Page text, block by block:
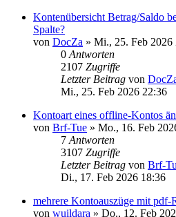
Kontenübersicht Betrag/Saldo
Spalte?
von DocZa » Mi., 25. Feb 2026
0 Antworten
2107 Zugriffe
Letzter Beitrag von
Mi., 25. Feb 2026 22:36
Kontoart eines offline-Kontos
von Brf-Tue » Mo., 16. Feb
7 Antworten
3107 Zugriffe
Letzter Beitrag von Brf-
Di., 17. Feb 2026 18:36
mehrere Kontoauszüge mit pdf-
von wuildara » Do., 12. Feb